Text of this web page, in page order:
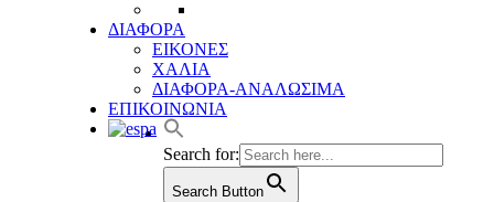
ΔΙΑΦΟΡΑ
ΕΙΚΟΝΕΣ
ΧΑΛΙΑ
ΔΙΑΦΟΡΑ-ΑΝΑΛΩΣΙΜΑ
ΕΠΙΚΟΙΝΩΝΙΑ
Search for:
Search Button